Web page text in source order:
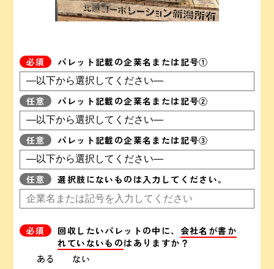
パレット記載の企業名または記号①
パレット記載の企業名または記号②
パレット記載の企業名または記号③
選択肢にないものは入力してください。
回収したいパレットの中に、 会社名が書か
れていないものはありますか？
ある
ない